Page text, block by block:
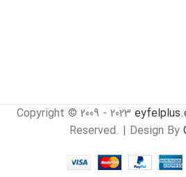
Copyright © 2009 - 2023
Reserved. | Design By